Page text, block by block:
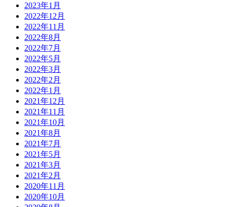
2023年1月
2022年12月
2022年11月
2022年8月
2022年7月
2022年5月
2022年3月
2022年2月
2022年1月
2021年12月
2021年11月
2021年10月
2021年8月
2021年7月
2021年5月
2021年3月
2021年2月
2020年11月
2020年10月